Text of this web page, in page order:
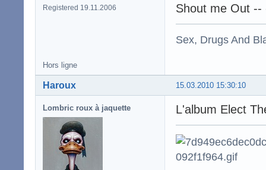
Registered 19.11.2006
Shout me Out --
Sex, Drugs And
Hors ligne
15.03.2010 15:30:10
Haroux
Lombric roux à jaquette L'album Elect